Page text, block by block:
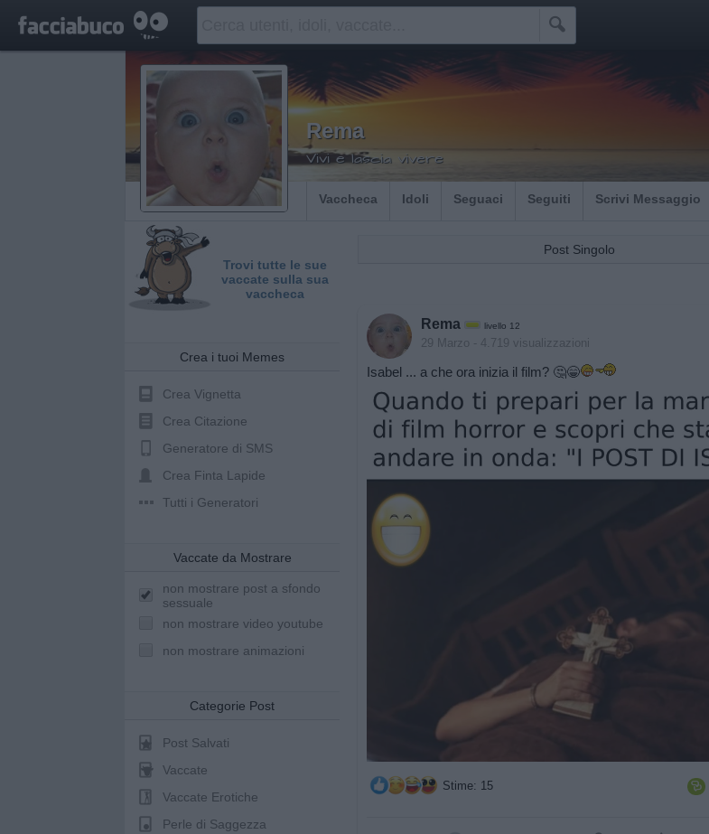

Rema
Vivi e lascia vivere
Vaccheca Idoli Seguaci Seguiti Scrivi Messaggio
Trovi tutte le sue
vaccate sulla sua
vaccheca
Crea i tuoi Memes
Crea Vignetta
Crea Citazione
Generatore di SMS
Crea Finta Lapide
Tutti i Generatori
Vaccate da Mostrare
non mostrare post a sfondo
sessuale
non mostrare video youtube
non mostrare animazioni
Categorie Post
Post Salvati
Vaccate
Vaccate Erotiche
Perle di Saggezza
Post Singolo
Rema livello 12
29 Marzo - 4.719 visualizzazioni
Isabel ... a che ora inizia il film? 🤔😁
Stime: 15 